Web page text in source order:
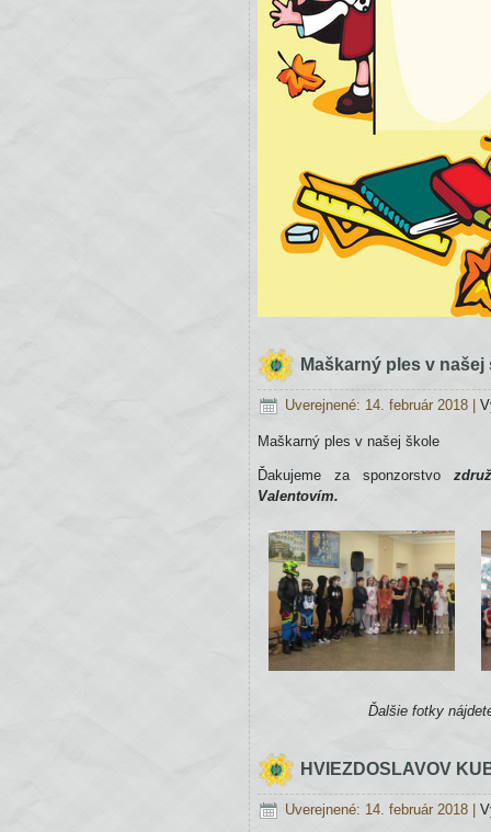
Maškarný ples v našej
Uverejnené: 14. február 2018
Maškarný ples v našej škole
Ďakujeme za sponzorstvo
Valentovím.
Ďalšie fotky
HVIEZDOSLAVOV
Uverejnené: 14. február 2018